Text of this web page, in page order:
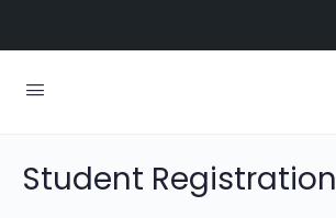
Student Registration